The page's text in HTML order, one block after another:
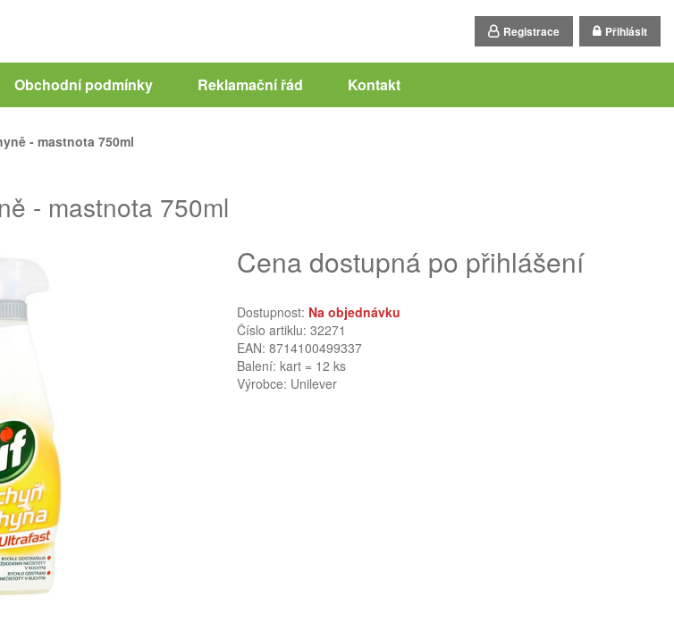
Registrace Přihlásit
Obchodní podmínky Reklamační řád Kontakt
- mastnota 750ml
- mastnota 750ml
Cena dostupná po přihlášení
Dostupnost: Na objednávku
Číslo artiklu: 32271
EAN: 8714100499337
Balení: kart = 12 ks
Výrobce: Unilever